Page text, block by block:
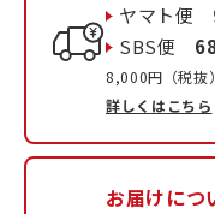
ヤマト便
SBS便
8,000円（税抜
詳しくはこちら
お届けにつ